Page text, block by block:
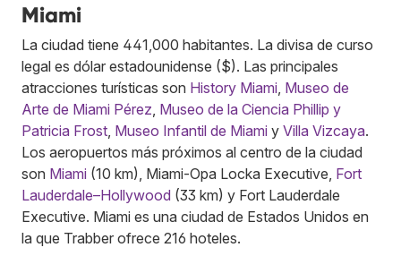
Miami
La ciudad tiene 441,000 habitantes. La divisa de curso
legal es dólar estadounidense ($). Las principales
atracciones turísticas son History Miami Museo de
Arte de Miami Pérez Museo de la Ciencia Phillip y
Patricia Frost Museo Infantil de Miami y Villa Vizcaya.
Los aeropuertos más próximos al centro de la ciudad
son Miami (10 km), Miami-Opa Locka Executive, Fort
Lauderdale–Hollywood (33 km) y Fort Lauderdale
Executive. Miami es una ciudad de Estados Unidos en
la que Trabber ofrece 216 hoteles.